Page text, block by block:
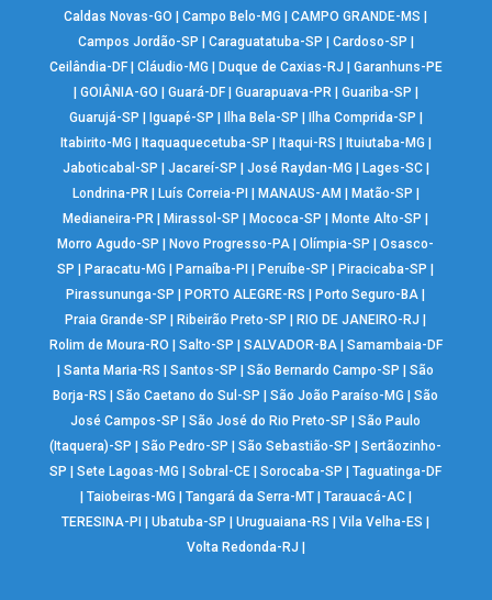
Caldas Novas-GO
|Campo Belo-MG |CAMPO GRANDE-MS
Campos Jordão-SP
Caraguatatuba-SP Cardoso-SP
Ceilândia-DF| Cláudio-MG Duque de Caxias-RJ
Garanhuns-PE
GOIÂNIA-GO Guará-DF| Guarapuava-PR| Guariba-SP
Guarujá-SP
Iguapé-SP Ilha Bela-SP Ilha Comprida-SP
Itabirito-MG
Itaquaquecetuba-SP Itaqui-RS Ituiutaba-MG
Jaboticabal-SP
Jacareí-SP José Raydan-MG Lages-SC|
Londrina-PR| Luís Correia-PI MANAUS-AM Matão-SP
Medianeira-PR
Mirassol-SP Mococa-SP Monte Alto-SP
Morro Agudo-SP
Novo Progresso-PA |Olímpia-SP |Osasco-
SP
Paracatu-MG Parnaíba-PI Peruíbe-SP Piracicaba-SP
Pirassununga-SP
PORTO ALEGRE-RS Porto Seguro-BA
Praia Grande-SP
Ribeirão Preto-SP RIO DE JANEIRO-RJ
Rolim de Moura-RO
Salto-SP SALVADOR-BA| Samambaia-DF
|Santa Maria-RS |Santos-SP |São Bernardo Campo-SP |São
Borja-RS
|São Caetano do Sul-SP |São João Paraíso-MG |São
José Campos-SP
|São José do Rio Preto-SP |São Paulo
(Itaquera)-SP
|São Pedro-SP |São Sebastião-SP |Sertãozinho-
SP
|Sete Lagoas-MG |Sobral-CE |Sorocaba-SP |Taguatinga-DF
Taiobeiras-MG Tangará da Serra-MT| Tarauacá-AC|
TERESINA-PI
|Ubatuba-SP |Uruguaiana-RS |Vila Velha-ES
Volta Redonda-RJ